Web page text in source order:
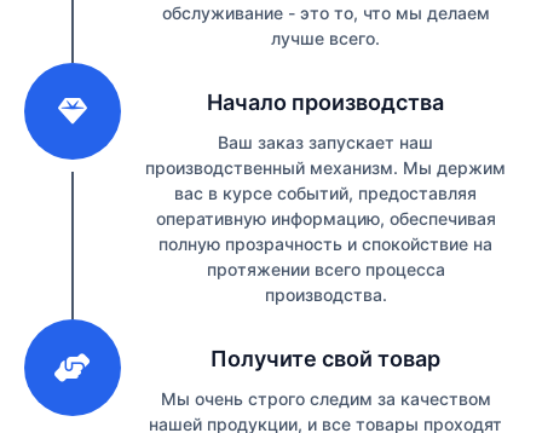
обслуживание - это то, что мы делаем
лучше всего.
Начало производства
Ваш заказ запускает наш
производственный механизм. Мы держим
вас в курсе событий, предоставляя
оперативную информацию, обеспечивая
полную прозрачность и спокойствие на
протяжении всего процесса
производства.
Получите свой товар
Мы очень строго следим за качеством
нашей продукции, и все товары проходят